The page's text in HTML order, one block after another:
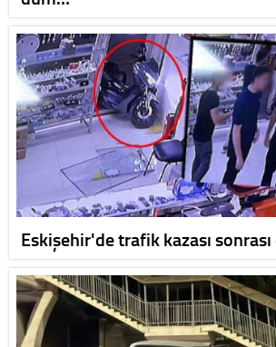
Eskişehir'de trafik kazası sonrası